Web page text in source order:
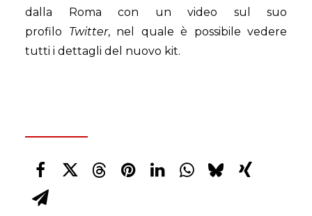
dalla Roma con un video sul suo
profilo Twitter, nel quale è possibile vedere
tutti i dettagli del nuovo kit.